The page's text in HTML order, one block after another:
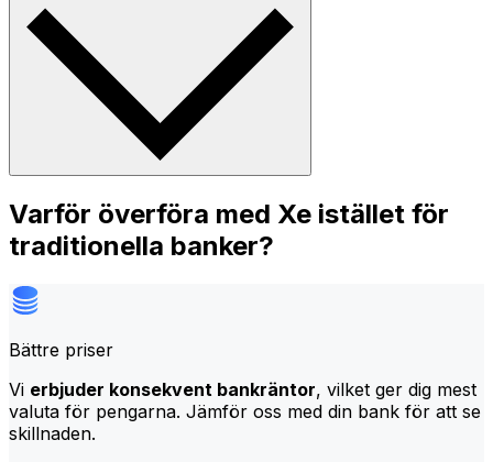
Varför överföra med Xe istället för
traditionella banker?
Bättre priser
Vi erbjuder konsekvent bankräntor, vilket ger dig mest
valuta för pengarna. Jämför oss med din bank för att se
skillnaden.